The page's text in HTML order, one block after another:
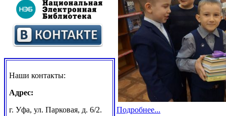
Наши контакты:
Адрес:
г. Уфа, ул. Парковая, д. 6/2.
Подробнее...